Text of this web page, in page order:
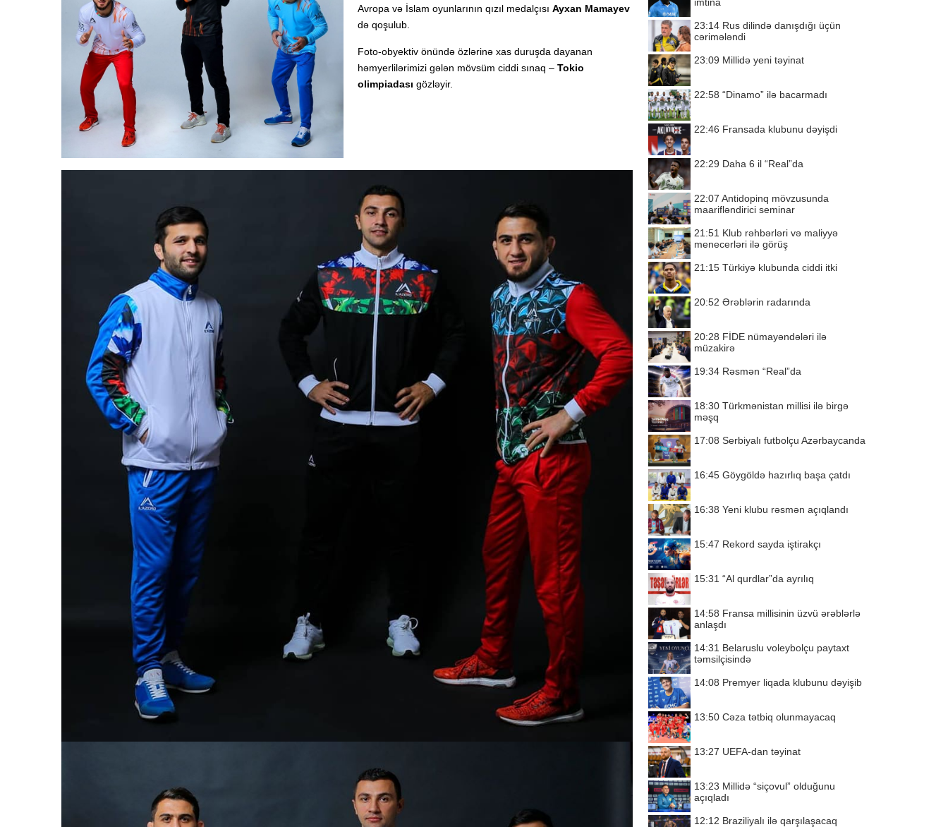
Avropa və İslam oyunlarının qızıl medalçısı Ayxan Mamayev
də qoşulub.
Foto-obyektiv önündə özlərinə xas duruşda dayanan
həmyerlilərimizi gələn mövsüm ciddi sınaq – Tokio
olimpiadası gözləyir.
23:14 Rus dilində danışdığı üçün
cərimələndi
23:09 Millidə yeni təyinat
22:58 “Dinamo” ilə bacarmadı
22:46 Fransada klubunu dəyişdi
22:29 Daha 6 il “Real”da
22:07 Antidopinq mövzusunda
maarifləndirici seminar
21:51 Klub rəhbərləri və maliyyə
menecerləri ilə görüş
21:15 Türkiyə klubunda ciddi itki
20:52 Ərəblərin radarında
20:28 FİDE nümayəndələri ilə
müzakirə
19:34 Rəsmən “Real”da
18:30 Türkmənistan millisi ilə birgə
məşq
17:08 Serbiyalı futbolçu Azərbaycanda
16:45 Göygöldə hazırlıq başa çatdı
16:38 Yeni klubu rəsmən açıqlandı
15:47 Rekord sayda iştirakçı
15:31 “Al qurdlar”da ayrılıq
14:58 Fransa millisinin üzvü ərəblərlə
anlaşdı
14:31 Belaruslu voleybolçu paytaxt
təmsilçisində
14:08 Premyer liqada klubunu dəyişib
13:50 Cəza tətbiq olunmayacaq
13:27 UEFA-dan təyinat
13:23 Millidə “siçovul” olduğunu
açıqladı
12:12 Braziliyalı ilə qarşılaşacaq